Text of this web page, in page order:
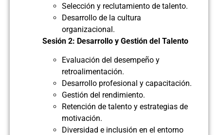
Selección y reclutamiento de talento.
Desarrollo de la cultura
organizacional.
Sesión 2: Desarrollo y Gestión del Talento
Evaluación del desempeño y
retroalimentación.
Desarrollo profesional y capacitación.
Gestión del rendimiento.
Retención de talento y estrategias de
motivación.
Diversidad e inclusión en el entorno